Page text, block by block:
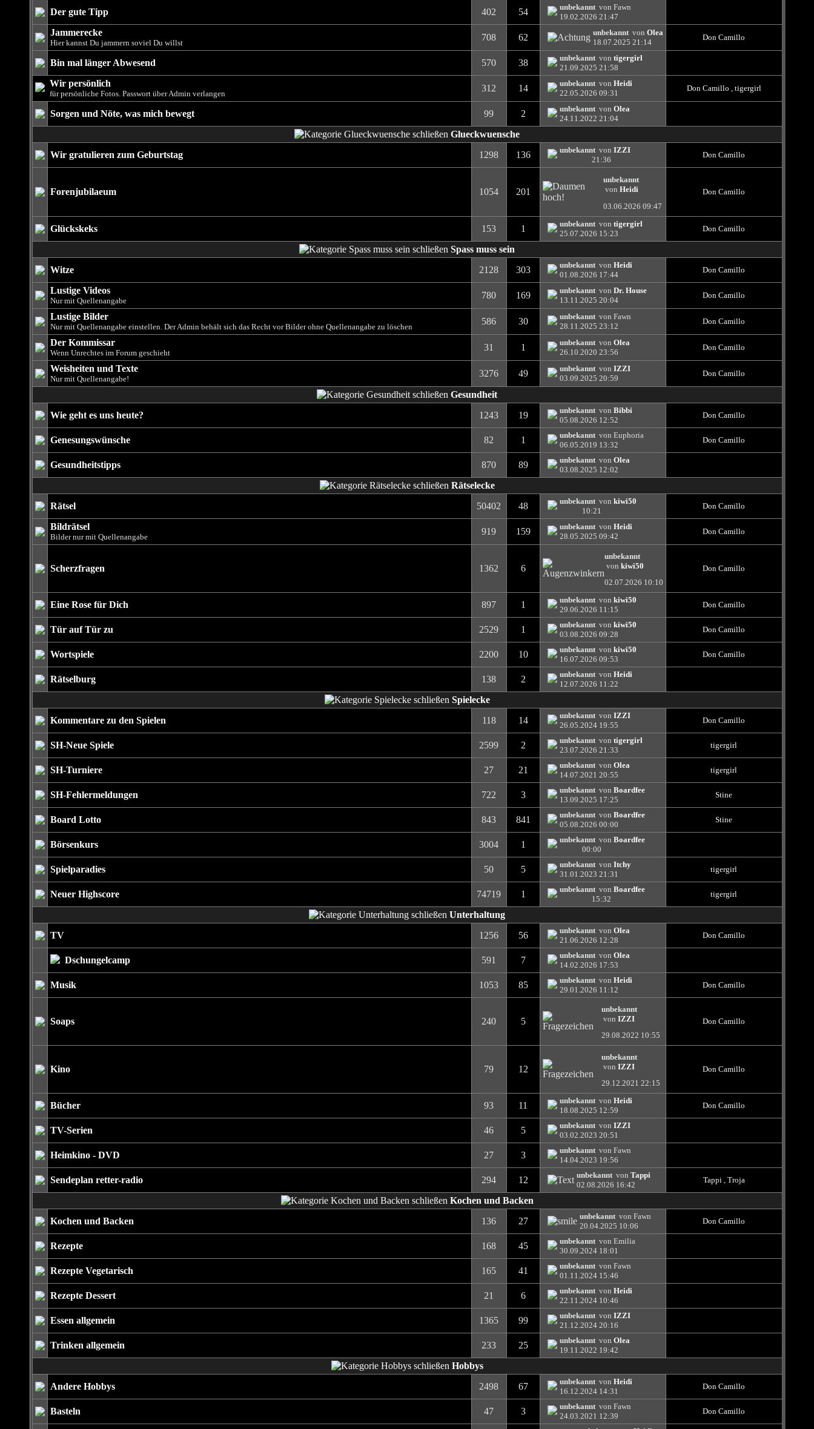
Der gute Tipp 402 54 unbekanntvon Fawn
19.02.2026 21:47
Jammerecke
Hier kannst Du jammern soviel Du willst
708 62 unbekanntvon Olea
18.07.2025 21:14
Don Camillo
Bin mal länger Abwesend 570 38 unbekanntvon tigergirl
21.09.2025 21:58
Wir persönlich
für persönliche Fotos. Passwort über Admin verlangen
312 14 unbekanntvon Heidi
22.05.2026 09:31
Don Camillo , tigergirl
Sorgen und Nöte, was mich bewegt 99 2 unbekanntvon Olea
24.11.2022 21:04
Glueckwuensche
Wir gratulieren zum Geburtstag
1298 136 unbekanntvon IZZI
21:36
Don Camillo
Forenjubilaeum 1054 201
unbekannt
von Heidi
03.06.2026 09:47
Don Camillo
Glückskeks 153 1 unbekanntvon tigergirl
25.07.2026 15:23
Don Camillo
Spass muss sein
Witze
2128 303 unbekanntvon Heidi
01.08.2026 17:44
Don Camillo
Lustige Videos
Nur mit Quellenangabe
780 169 unbekanntvon Dr. House
13.11.2025 20:04
Don Camillo
Lustige Bilder
Nur mit Quellenangabe einstellen. Der Admin behält sich das Recht vor Bilder ohne Quellenangabe zu löschen
586 30 unbekanntvon Fawn
28.11.2025 23:12
Don Camillo
Der Kommissar
Wenn Unrechtes im Forum geschieht
31 1 unbekanntvon Olea
26.10.2020 23:56
Don Camillo
Weisheiten und Texte
Nur mit Quellenangabe!
3276 49 unbekanntvon IZZI
03.09.2025 20:59
Don Camillo
Gesundheit
Wie geht es uns heute?
1243 19 unbekanntvon Bibbi
05.08.2026 12:52
Don Camillo
Genesungswünsche 82 1 unbekanntvon Euphoria
06.05.2019 13:32
Don Camillo
Gesundheitstipps 870 89 unbekanntvon Olea
03.08.2025 12:02
Rätselecke
Rätsel
50402 48 unbekanntvon kiwi50
10:21
Don Camillo
Bildrätsel
Bilder nur mit Quellenangabe
919 159 unbekanntvon Heidi
28.05.2025 09:42
Don Camillo
Scherzfragen 1362 6
unbekannt
von kiwi50
02.07.2026 10:10
Don Camillo
Eine Rose für Dich 897 1 unbekanntvon kiwi50
29.06.2026 11:15
Don Camillo
Tür auf Tür zu 2529 1 unbekanntvon kiwi50
03.08.2026 09:28
Don Camillo
Wortspiele 2200 10 unbekanntvon kiwi50
16.07.2026 09:53
Don Camillo
Rätselburg 138 2 unbekanntvon Heidi
12.07.2026 11:22
Spielecke
Kommentare zu den Spielen
118 14 unbekanntvon IZZI
26.05.2024 19:55
Don Camillo
SH-Neue Spiele 2599 2 unbekanntvon tigergirl
23.07.2026 21:33
tigergirl
SH-Turniere 27 21 unbekanntvon Olea
14.07.2021 20:55
tigergirl
SH-Fehlermeldungen 722 3 unbekanntvon Boardfee
13.09.2025 17:25
Stine
Board Lotto 843 841 unbekanntvon Boardfee
05.08.2026 00:00
Stine
Börsenkurs 3004 1 unbekanntvon Boardfee
00:00
Spielparadies 50 5 unbekanntvon Itchy
31.01.2023 21:31
tigergirl
Neuer Highscore 74719 1 unbekanntvon Boardfee
15:32
tigergirl
Unterhaltung
TV
1256 56 unbekanntvon Olea
21.06.2026 12:28
Don Camillo
Dschungelcamp 591 7 unbekanntvon Olea
14.02.2026 17:53
Musik 1053 85 unbekanntvon Heidi
29.01.2026 11:12
Don Camillo
Soaps 240 5
unbekannt
von IZZI
29.08.2022 10:55
Don Camillo
Kino 79 12
unbekannt
von IZZI
29.12.2021 22:15
Don Camillo
Bücher 93 11 unbekanntvon Heidi
18.08.2025 12:59
Don Camillo
TV-Serien 46 5 unbekanntvon IZZI
03.02.2023 20:51
Heimkino - DVD 27 3 unbekanntvon Fawn
14.04.2023 19:56
Sendeplan retter-radio 294 12 unbekanntvon Tappi
02.08.2026 16:42
Tappi, Troja
Kochen und Backen
Kochen und Backen
136 27 unbekanntvon Fawn
20.04.2025 10:06
Don Camillo
Rezepte 168 45 unbekanntvon Emilia
30.09.2024 18:01
Rezepte Vegetarisch 165 41 unbekanntvon Fawn
01.11.2024 15:46
Rezepte Dessert 21 6 unbekanntvon Heidi
22.11.2024 10:46
Essen allgemein 1365 99 unbekanntvon IZZI
21.12.2024 20:16
Trinken allgemein 233 25 unbekanntvon Olea
19.11.2022 19:42
Hobbys
Andere Hobbys
2498 67 unbekanntvon Heidi
16.12.2024 14:31
Don Camillo
Basteln 47 3 unbekanntvon Fawn
24.03.2021 12:39
Don Camillo